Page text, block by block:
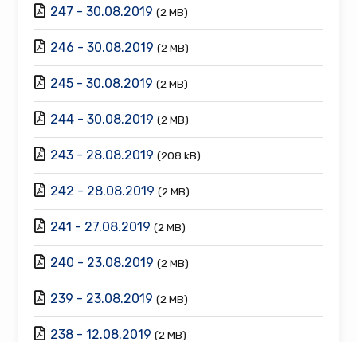
247 - 30.08.2019 (2 MB)
246 - 30.08.2019 (2 MB)
245 - 30.08.2019 (2 MB)
244 - 30.08.2019 (2 MB)
243 - 28.08.2019 (208 kB)
242 - 28.08.2019 (2 MB)
241 - 27.08.2019 (2 MB)
240 - 23.08.2019 (2 MB)
239 - 23.08.2019 (2 MB)
238 - 12.08.2019 (2 MB)